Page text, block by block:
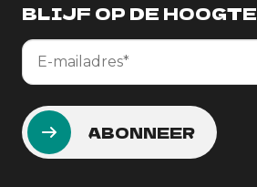
BLIJF OP DE HOOGTE